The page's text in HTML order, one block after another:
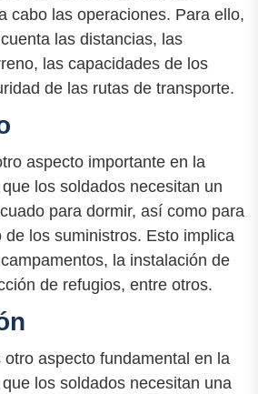
cabo las operaciones. Para ello,
las distancias, las
las capacidades de los
de las rutas de transporte.
aspecto importante en la
los soldados necesitan un
para dormir, así como para
de los suministros. Esto implica
la instalación de
de refugios, entre otros.
aspecto fundamental en la
los soldados necesitan una